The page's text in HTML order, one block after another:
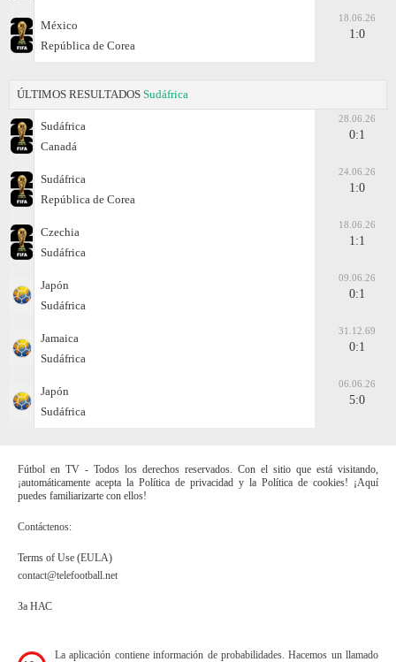
México
República de Corea
18.06.26
1:0
ÚLTIMOS RESULTADOS Sudáfrica
Sudáfrica
Canadá
28.06.26
0:1
Sudáfrica
República de Corea
24.06.26
1:0
Czechia
Sudáfrica
18.06.26
1:1
Japón
Sudáfrica
09.06.26
0:1
Jamaica
Sudáfrica
31.12.69
0:1
Japón
Sudáfrica
06.06.26
5:0
Fútbol en TV - Todos los derechos reservados. Con el sitio que está visitando,
¡automáticamente acepta la Política de privacidad y la Política de cookies! ¡Aquí
puedes familiarizarte con ellos!
Contáctenos:
Terms of Use (EULA)
contact@telefootball.net
За НАС
La aplicación contiene información de probabilidades. Hacemos un llamado